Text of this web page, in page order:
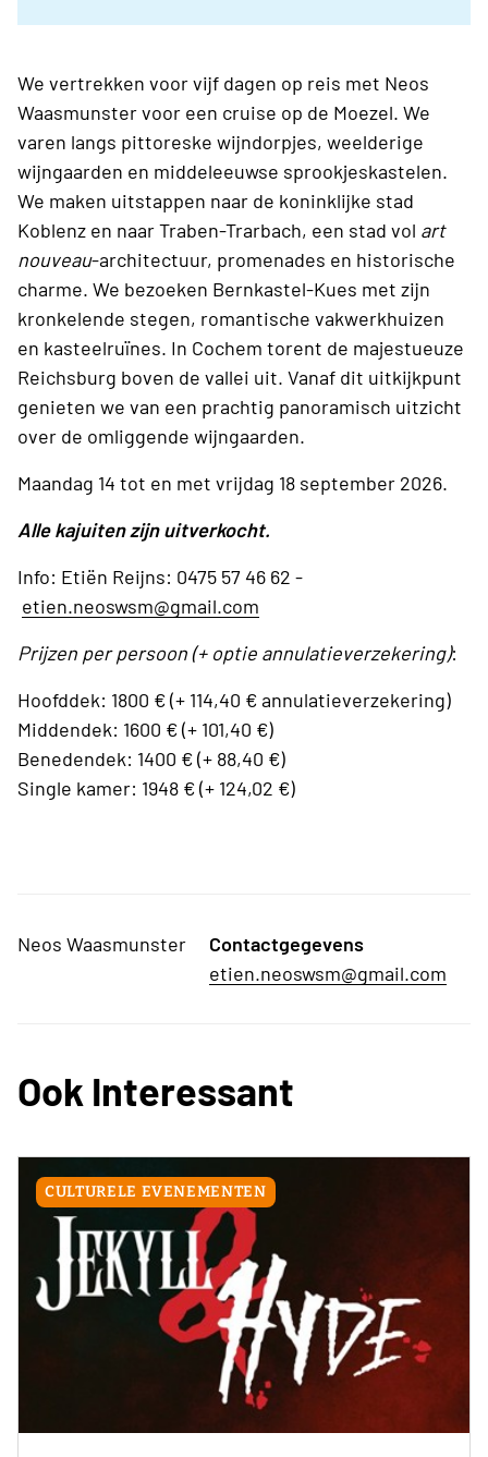
We vertrekken voor vijf dagen op reis met Neos
Waasmunster voor een cruise op de Moezel. We
varen langs pittoreske wijndorpjes, weelderige
wijngaarden en middeleeuwse sprookjeskastelen.
We maken uitstappen naar de koninklijke stad
Koblenz en naar Traben-Trarbach, een stad vol art
nouveau-architectuur, promenades en historische
charme. We bezoeken Bernkastel-Kues met zijn
kronkelende stegen, romantische vakwerkhuizen
en kasteelruïnes. In Cochem torent de majestueuze
Reichsburg boven de vallei uit. Vanaf dit uitkijkpunt
genieten we van een prachtig panoramisch uitzicht
over de omliggende wijngaarden.
Maandag 14 tot en met vrijdag 18 september 2026.
Alle kajuiten zijn uitverkocht.
Info: Etiën Reijns: 0475 57 46 62 -
etien.neoswsm@gmail.com
Prijzen per persoon (+ optie annulatieverzekering):
Hoofddek: 1800 € (+ 114,40 € annulatieverzekering)
Middendek: 1600 € (+ 101,40 €)
Benedendek: 1400 € (+ 88,40 €)
Single kamer: 1948 € (+ 124,02 €)
Neos Waasmunster
Contactgegevens
etien.neoswsm@gmail.com
Ook Interessant
CULTURELE EVENEMENTEN